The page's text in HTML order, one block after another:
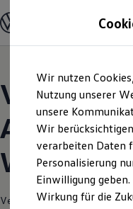
Hauptinhalt
springen
Footer
springen
Modelle und
Konfigurator
Modelle
Elektroautos
ENERGY
Nutzfahrzeuge
SUV und CUV
Familienautos
Kombis
Kompaktwagen
Sportwagen
Schnell verfügbare
Angebote und
Autohaus
Wilken
Verantwortlich für die Inhalte
Wir nutzen
Nutzung unserer
unsere
Wir
verarbeiten Daten
Personalisierung
Einwilligung
Wirkung für die